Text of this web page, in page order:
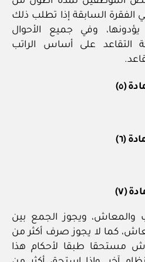
السابقة إذا تطلب ذلك
وفي جميع الأحوال
على أساس الراتب
(٥)
(٦)
(٧)
والمعاش، ويجوز الجمع بين
كما لا يجوز صرف أكثر من
مستحقا طبقا لأحكام هذا